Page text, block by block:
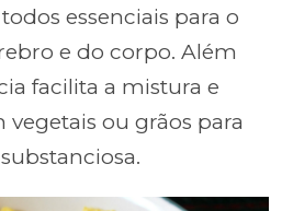
essenciais para o
e do corpo. Além
facilita a mistura e
ou grãos para